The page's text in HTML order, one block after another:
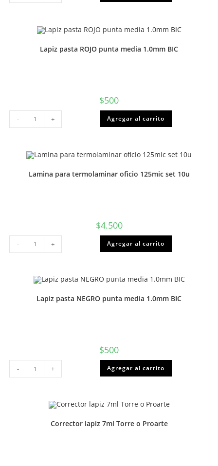
cantidad
Lapiz pasta ROJO punta media 1.0mm BIC
$500
Lapiz
pasta
ROJO
BIC
cantidad
- + Agregar al carrito
Lamina para termolaminar oficio 125mic set 10u
$4.500
Lamina
para
termolaminar
10u
cantidad
- + Agregar al carrito
Lapiz pasta NEGRO punta media 1.0mm BIC
$500
Lapiz
pasta
NEGRO
cantidad
- + Agregar al carrito
Corrector lapiz 7ml Torre o Proarte